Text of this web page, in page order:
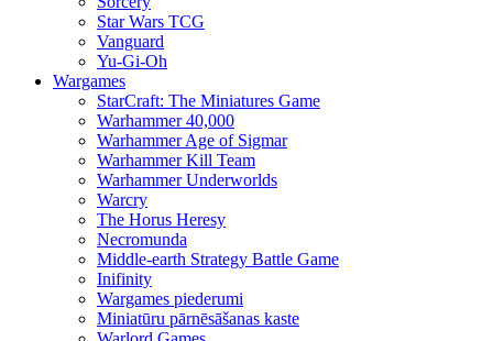
Star Wars TCG
Vanguard
Yu-Gi-Oh
Wargames
StarCraft: The Miniatures Game
Warhammer 40,000
Warhammer Age of Sigmar
Warhammer Kill Team
Warhammer Underworlds
Warcry
The Horus Heresy
Necromunda
Middle-earth Strategy Battle Game
Inifinity
Wargames piederumi
Miniatūru pārnēsāšanas kaste